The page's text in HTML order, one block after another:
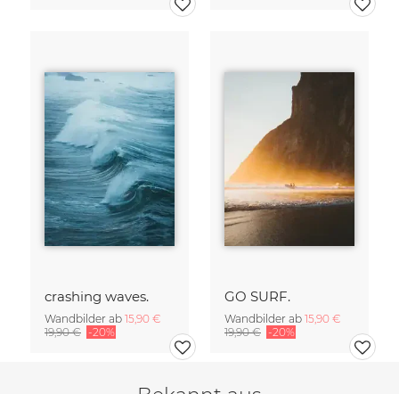
crashing waves.
Wandbilder ab 15,90 €
19,90 € -20%
GO SURF.
Wandbilder ab 15,90 €
19,90 € -20%